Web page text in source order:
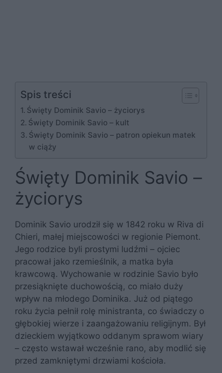
Spis treści
Święty Dominik Savio – życiorys
Święty Dominik Savio – kult
Święty Dominik Savio – patron opiekun matek
w ciąży
Święty Dominik Savio –
życiorys
Dominik Savio urodził się w 1842 roku w Riva di
Chieri, małej miejscowości w regionie Piemont.
Jego rodzice byli prostymi ludźmi – ojciec
pracował jako rzemieślnik, a matka była
krawcową. Wychowanie w rodzinie Savio było
przesiąknięte duchowością, co miało duży
wpływ na młodego Dominika. Już od piątego
roku życia pełnił rolę ministranta, co świadczy o
głębokiej wierze i zaangażowaniu religijnym. Był
dzieckiem wyjątkowo oddanym sprawom wiary
– często wstawał wcześnie rano, aby modlić się
przed zamkniętymi drzwiami kościoła.